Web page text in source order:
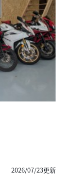
2026/07/23更新